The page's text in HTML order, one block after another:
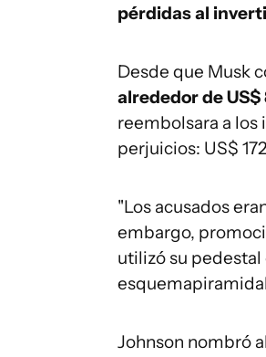
pérdidas al
Desde que Musk
alrededor deUS$
reembolsara a los
perjuicios: US$
"Los acusados
embargo,
utilizó su
Johnson nombró